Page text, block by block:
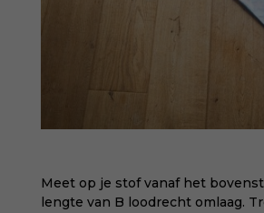
Meet op je stof vanaf het
lengte van B loodrecht omlaag.